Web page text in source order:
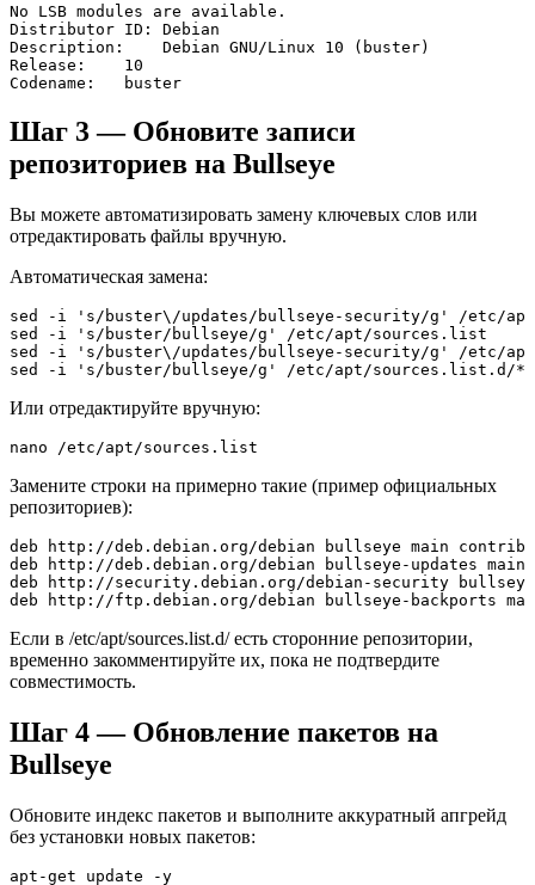
No LSB modules are available.
Distributor ID: Debian
Description:    Debian GNU/Linux 10 (buster)
Release:    10
Codename:   buster
Шаг 3 — Обновите записи
репозиториев на Bullseye
Вы можете автоматизировать замену ключевых слов или
отредактировать файлы вручную.
Автоматическая замена:
sed -i 's/buster\/updates/bullseye-security/g' /etc/
sed -i 's/buster/bullseye/g' /etc/apt/sources.list
sed -i 's/buster\/updates/bullseye-security/g' /etc/
sed -i 's/buster/bullseye/g' /etc/apt/sources.list.d/
Или отредактируйте вручную:
nano /etc/apt/sources.list
Замените строки на примерно такие (пример официальных
репозиториев):
deb http://deb.debian.org/debian bullseye main contrib
deb http://deb.debian.org/debian bullseye-updates
deb http://security.debian.org/debian-security
deb http://ftp.debian.org/debian bullseye-backports
Если в /etc/apt/sources.list.d/ есть сторонние репозитории,
временно закомментируйте их, пока не подтвердите
совместимость.
Шаг 4 — Обновление пакетов на
Bullseye
Обновите индекс пакетов и выполните аккуратный апгрейд
без установки новых пакетов:
apt-get update -y